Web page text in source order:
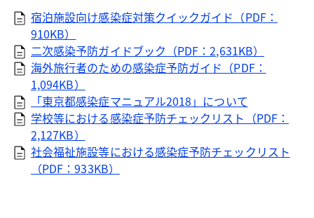
宿泊施設向け感染症対策クイックガイド（PDF：
910KB）
二次感染予防ガイドブック（PDF：2,631KB）
海外旅行者のための感染症予防ガイド（PDF：
1,094KB）
「東京都感染症マニュアル2018」について
学校等における感染症予防チェックリスト（PDF：
2,127KB）
社会福祉施設等における感染症予防チェックリスト
（PDF：933KB）